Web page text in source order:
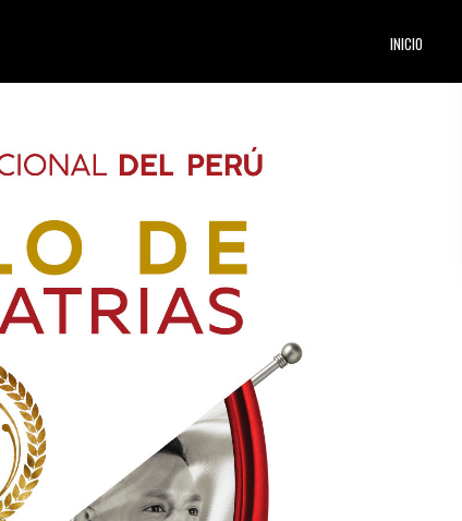
INICIO(current)